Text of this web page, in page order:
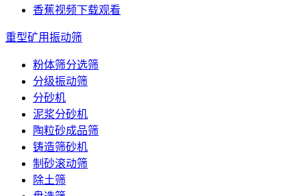
香蕉视频下载观看
重型矿用振动筛
粉体筛分选筛
分级振动筛
分砂机
泥浆分砂机
陶粒砂成品筛
铸造筛砂机
制砂滚动筛
除土筛